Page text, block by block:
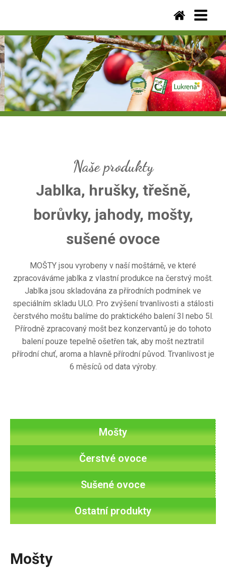
Naše produkty
Jablka, hrušky, třešně,
borůvky, jahody, mošty,
sušené ovoce
MOŠTY jsou vyrobeny v naší moštárně, ve které
zpracováváme jablka z vlastní produkce na čerstvý mošt.
Jablka jsou skladována za přírodních podmínek ve
speciálním skladu ULO. Pro zvýšení trvanlivosti a stálosti
čerstvého moštu balíme do praktického balení 3l nebo 5l.
Přírodně zpracovaný mošt bez konzervantů je do tohoto
balení pouze tepelně ošetřen tak, aby mošt neztratil
přírodní chuť, aroma a hlavně přírodní původ. Trvanlivost je
6 měsíců od data výroby.
Mošty
Čerstvé ovoce
Sušené ovoce
Ostatní produkty
Mošty